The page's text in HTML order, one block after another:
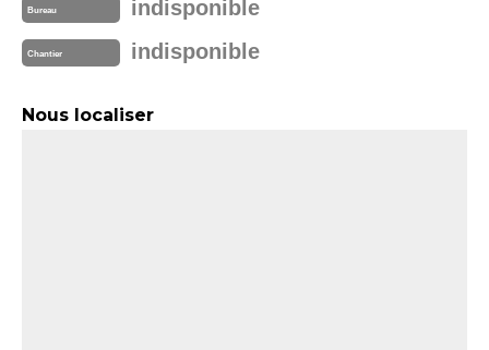
Bureau indisponible
Chantier indisponible
Nous localiser